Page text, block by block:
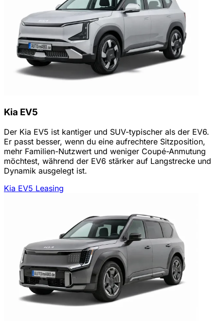
Kia EV5
Der Kia EV5 ist kantiger und SUV-typischer als der EV6.
Er passt besser, wenn du eine aufrechtere Sitzposition,
mehr Familien-Nutzwert und weniger Coupé-Anmutung
möchtest, während der EV6 stärker auf Langstrecke und
Dynamik ausgelegt ist.
Kia EV5 Leasing